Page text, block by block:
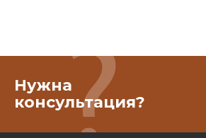
Нужна
консультация?